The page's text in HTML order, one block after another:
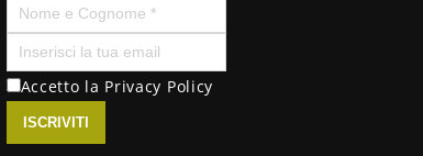
Accetto la Privacy Policy
ISCRIVITI